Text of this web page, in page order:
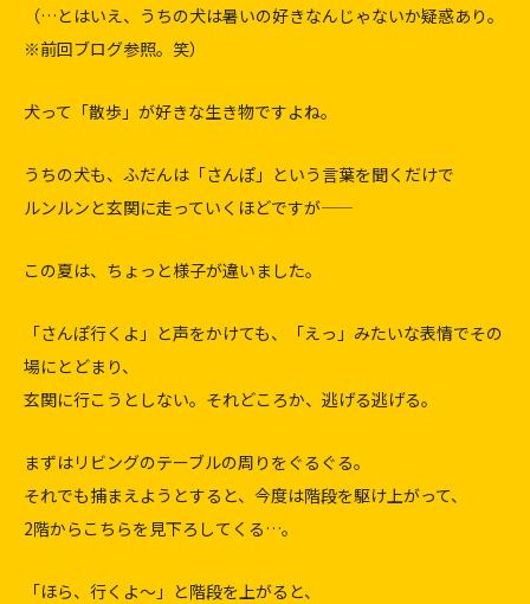
（…とはいえ、うちの犬は暑いの好きなんじゃないか疑惑あり。
※前回ブログ参照。笑）
犬って「散歩」が好きな生き物ですよね。
うちの犬も、ふだんは「さんぽ」という言葉を聞くだけで
ルンルンと玄関に走っていくほどですが——
この夏は、ちょっと様子が違いました。
「さんぽ行くよ」と声をかけても、「えっ」みたいな表情でその
場にとどまり、
玄関に行こうとしない。それどころか、逃げる逃げる。
まずはリビングのテーブルの周りをぐるぐる。
それでも捕まえようとすると、今度は階段を駆け上がって、
2階からこちらを見下ろしてくる…。
「ほら、行くよ〜」と階段を上がると、